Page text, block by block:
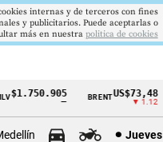
$1.750.905 BRENTUS$73,48
▼ 1.12
Jueves
internas y de terceros con fines
y publicitarios. Puede aceptarlas o
más en nuestra politica de cookies